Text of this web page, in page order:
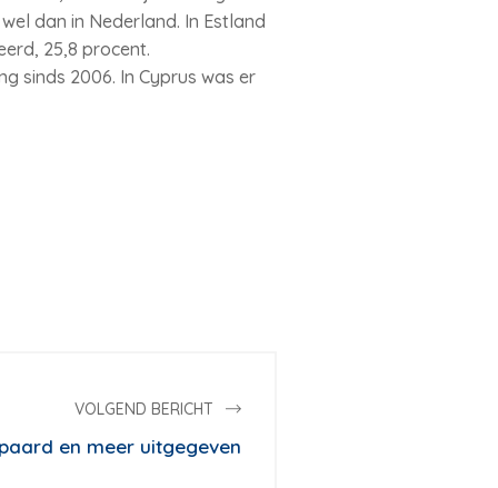
dan in Nederland. In Estland
25,8 procent.
sinds 2006. In Cyprus was er
VOLGEND BERICHT
en meer uitgegeven